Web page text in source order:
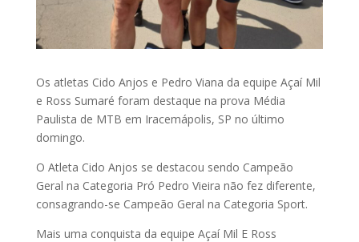
Os atletas Cido Anjos e Pedro Viana da equipe Açaí Mil
e Ross Sumaré foram destaque na prova Média
Paulista de MTB em Iracemápolis, SP no último
domingo.
O Atleta Cido Anjos se destacou sendo Campeão
Geral na Categoria Pró Pedro Vieira não fez diferente,
consagrando-se Campeão Geral na Categoria Sport.
Mais uma conquista da equipe Açaí Mil E Ross